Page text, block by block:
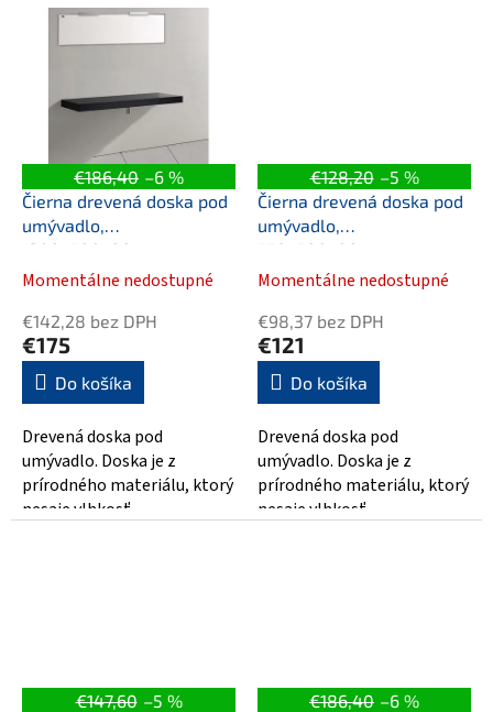
€186,40 –6 %
Čierna drevená doska pod
umývadlo,
1200x500x80mm
Momentálne nedostupné
€142,28 bez DPH
€175
Do košíka
Drevená doska pod
umývadlo. Doska je z
prírodného materiálu, ktorý
nesaje vlhkosť.
€128,20 –5 %
Čierna drevená doska pod
umývadlo,
750x500x80mm
Momentálne nedostupné
€98,37 bez DPH
€121
Do košíka
Drevená doska pod
umývadlo. Doska je z
prírodného materiálu, ktorý
nesaje vlhkosť.
€147,60 –5 %
€186,40 –6 %